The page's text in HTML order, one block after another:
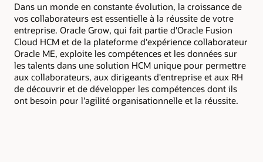
Dans un monde en constante évolution, la croissance de
vos collaborateurs est essentielle à la réussite de votre
entreprise. Oracle Grow, qui fait partie d'Oracle Fusion
Cloud HCM et de la plateforme d'expérience collaborateur
Oracle ME, exploite les compétences et les données sur
les talents dans une solution HCM unique pour permettre
aux collaborateurs, aux dirigeants d'entreprise et aux RH
de découvrir et de développer les compétences dont ils
ont besoin pour l'agilité organisationnelle et la réussite.